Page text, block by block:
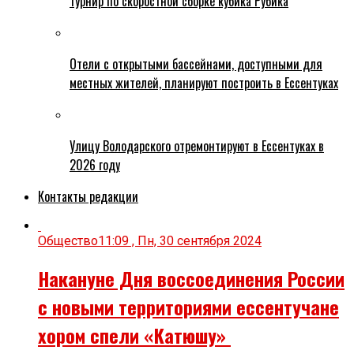
Отели с открытыми бассейнами, доступными для
местных жителей, планируют построить в Ессентуках
Улицу Володарского отремонтируют в Ессентуках в
2026 году
Контакты редакции
Общество11:09 , Пн, 30 сентября 2024
Накануне Дня воссоединения России
с новыми территориями ессентучане
хором спели «Катюшу»